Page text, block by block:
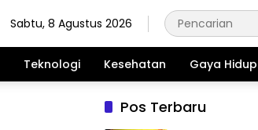
Sabtu, 8 Agustus 2026
Teknologi Kesehatan Gaya Hidup
Pos Terbaru